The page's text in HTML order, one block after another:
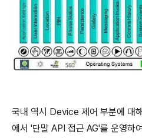
국내 역시 Device 제어 부분에
에서 '단말 API 접근 AG'를 운영하